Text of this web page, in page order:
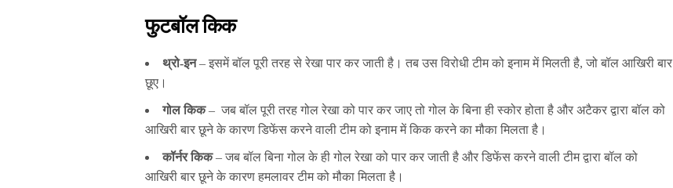
फुटबॉल किक
थ्रो-इन– इसमें बॉल पूरी तरह से रेखा पार कर जाती है। तब उस विरोधी टीम को इनाम में मिलती है, जो बॉल आखिरी बार
छूए।
गोल किक– जब बॉल पूरी तरह गोल रेखा को पार कर जाए तो गोल के बिना ही स्कोर होता है और अटैकर द्वारा बॉल को
आखिरी बार छूने के कारण डिफेंस करने वाली टीम को इनाम में किक करने का मौका मिलता है।
कॉर्नर किक– जब बॉल बिना गोल के ही गोल रेखा को पार कर जाती है और डिफेंस करने वाली टीम द्वारा बॉल को
आखिरी बार छूने के कारण हमलावर टीम को मौका मिलता है।